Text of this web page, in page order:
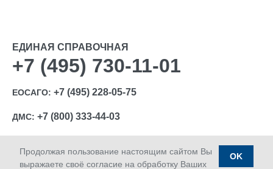
Продолжая пользование настоящим сайтом Вы
выражаете своё согласие на обработку Ваших
OK
ЕДИНАЯ СПРАВОЧНАЯ
+7 (495) 730-11-01
ЕОСАГО: +7 (495) 228-05-75
ДМС: +7 (800) 333-44-03